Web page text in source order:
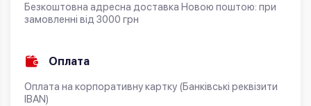
Безкоштовна адресна доставка Новою поштою: при
замовленні від 3000 грн
Оплата
Оплата на корпоративну картку (Банківські реквізити
IBAN)